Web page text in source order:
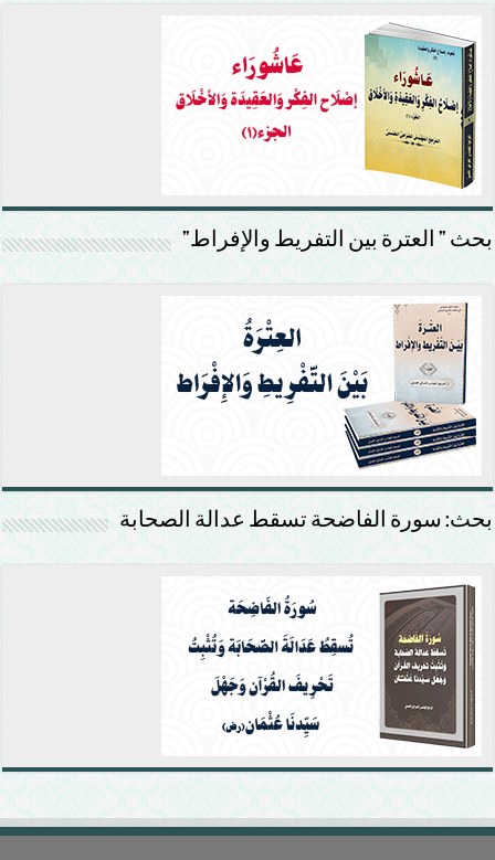
بحث ” العترة بين التفريط والإفراط”
بحث: سورة الفاضحة تسقط عدالة الصحابة